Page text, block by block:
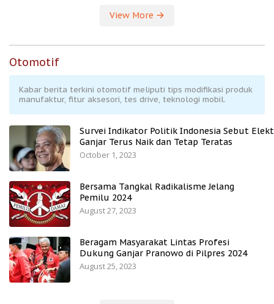
View More
Otomotif
Kabar berita terkini otomotif meliputi tips modifikasi produk
manufaktur, fitur aksesori, tes drive, teknologi mobil.
Survei Indikator Politik Indonesia Sebut
Ganjar Terus Naik dan Tetap Teratas
October 1, 2023
Bersama Tangkal Radikalisme Jelang
Pemilu 2024
August 27, 2023
Beragam Masyarakat Lintas Profesi
Dukung Ganjar Pranowo di Pilpres 2024
August 25, 2023